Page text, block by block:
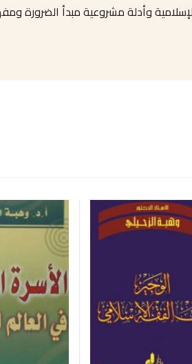
وأدلة مشروعية مبدأ الضرورة